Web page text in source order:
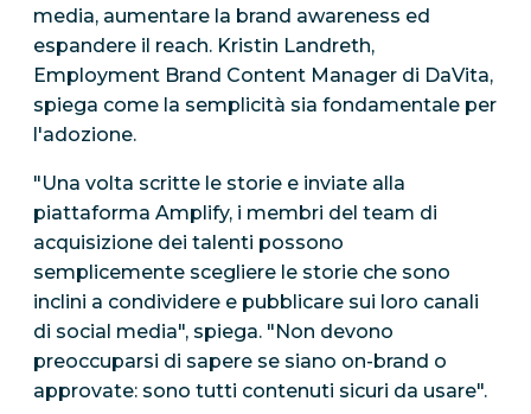
media, aumentare la brand awareness ed
espandere il reach. Kristin Landreth,
Employment Brand Content Manager di DaVita,
spiega come la semplicità sia fondamentale per
l'adozione.
"Una volta scritte le storie e inviate alla
piattaforma Amplify, i membri del team di
acquisizione dei talenti possono
semplicemente scegliere le storie che sono
inclini a condividere e pubblicare sui loro canali
di social media", spiega. "Non devono
preoccuparsi di sapere se siano on-brand o
approvate: sono tutti contenuti sicuri da usare".